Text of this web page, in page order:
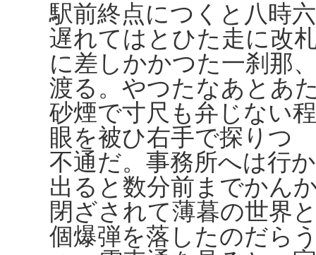
駅前終点につくと八時
遅れてはとひた走に改
に差しかかつた一刹那
渡る。やつたなあとあ
砂煙で寸尺も弁じない
眼を被ひ右手で探りつ
不通だ。事務所へは行
出ると数分前までかん
閉ざされて薄暮の世界
個爆弾を落したのだら